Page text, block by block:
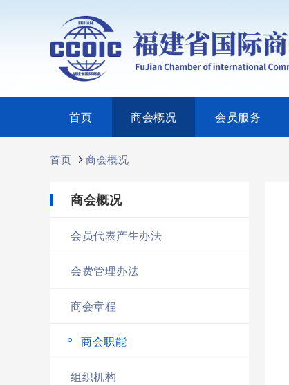
首页 商会概况 会员服务
首页 商会概况
商会概况
会员代表产生办法
会费管理办法
商会章程
商会职能
组织机构